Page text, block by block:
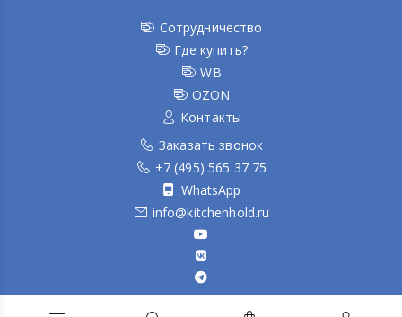
Сотрудничество
Где купить?
WB
OZON
Контакты
Заказать звонок
+7 (495) 565 37 75
WhatsApp
info@kitchenhold.ru